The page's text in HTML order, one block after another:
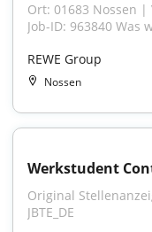
Ort: 01683 Nossen
Job-ID: 963840 Was
REWE Group
Nossen
Werkstudent
Original
JBTE_DE